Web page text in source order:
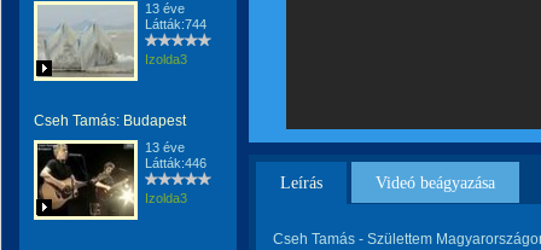
13 éve
Látták:744
Izolda3
Cseh Tamás: Budapest
13 éve
Látták:446
Izolda3
Leírás Videó beágyazása
Cseh Tamás - Születtem